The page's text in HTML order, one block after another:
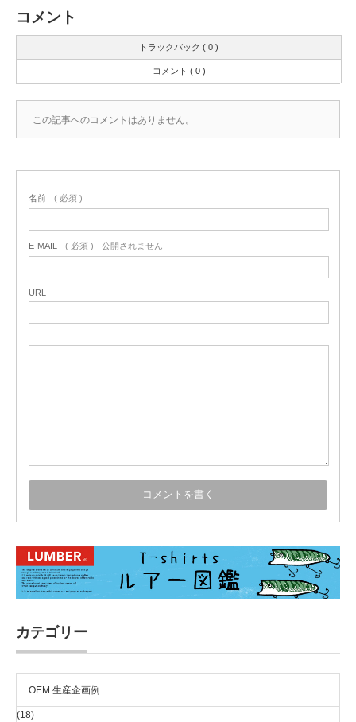
コメント
トラックバック ( 0 )
コメント ( 0 )
この記事へのコメントはありません。
名前 ( 必須 )
E-MAIL ( 必須 ) - 公開されません -
URL
カテゴリー
OEM 生産企画例
(18)